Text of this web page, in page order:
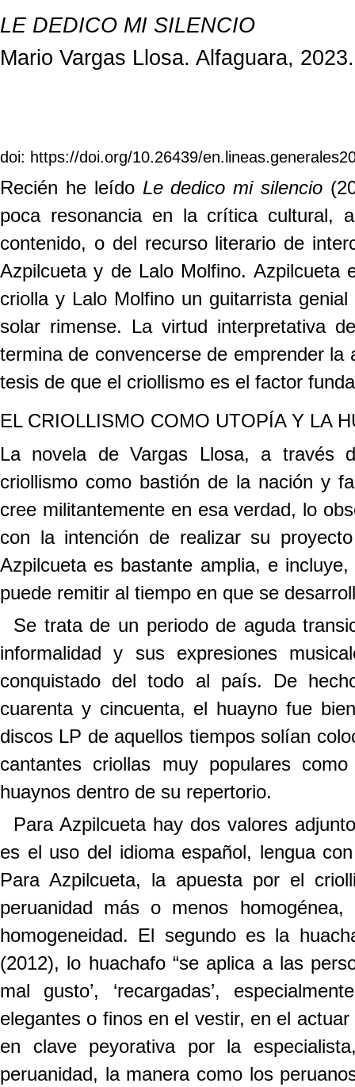
LE DEDICO MI SILENCIO
Mario Vargas Llosa. Alfaguara, 2023.
doi: https://doi.org/10.26439/
Recién he leído Le dedico mi silencio
poca resonancia en la crítica cultural,
contenido, o del recurso literario de
Azpilcueta y de Lalo Molfino. Azpilcueta
criolla y Lalo Molfino un guitarrista
solar rimense. La virtud interpretativa
termina de convencerse de emprender
tesis de que el criollismo es el factor
EL CRIOLLISMO COMO UTOPÍA Y LA
La novela de Vargas Llosa, a través
criollismo como bastión de la nación y
cree militantemente en esa verdad, lo
con la intención de realizar su
Azpilcueta es bastante amplia, e
puede remitir al tiempo en que se
Se trata de un periodo de aguda
informalidad y sus expresiones
conquistado del todo al país. De
cuarenta y cincuenta, el huayno fue
discos LP de aquellos tiempos solían
cantantes criollas muy populares
huaynos dentro de su repertorio.
Para Azpilcueta hay dos valores
es el uso del idioma español, lengua
Para Azpilcueta, la apuesta por el
peruanidad más o menos
homogeneidad. El segundo es la
(2012), lo huachafo “se aplica a las
mal gusto’, ‘recargadas’,
elegantes o finos en el vestir, en el
en clave peyorativa por la
peruanidad, la manera como los